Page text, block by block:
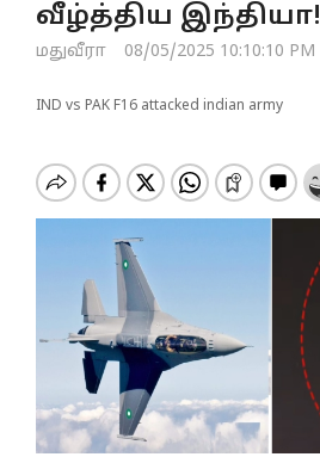
v
i
a
o
n
வீழ்த்திய இந்தியா!
மதுவீரா 08/05/2025 10:10:10 PM
IND vs PAK F16 attacked indian army